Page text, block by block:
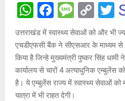
W
h
at
s
A
p
F
a
ce
b
o
o
M
es
s
a
g
e
C
o
py
Li
n
k
T
tt
उत्तराखंड में स्वास्थ्य सेवाओं को और भी
एचडीएफसी बैंक ने सीएसआर के माध्यम से
किया है जिन्हे मुख्यमंत्री पुष्कर सिंह धामी
कार्यालय से चारों 4 अत्याधुनिक एम्बुलेंस
है। ये एम्बुलेंस राज्य में स्वास्थ्य सेवाओं
यात्रा में भी राहत देगी।